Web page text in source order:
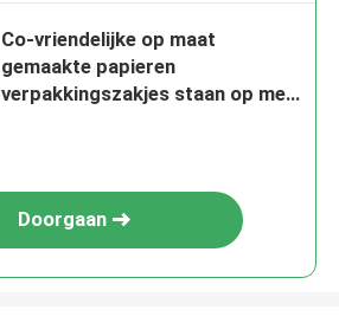
Co-vriendelijke op maat
gemaakte papieren
verpakkingszakjes staan ​​op met
Doorgaan